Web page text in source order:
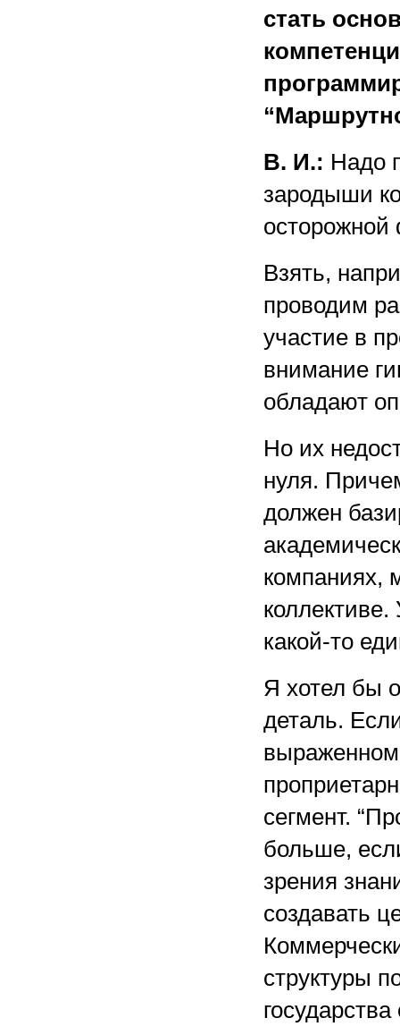
стать
В. И.: Надо
зародыши
осторожной
Взять,
проводим
участие в
внимание
обладают
Но их
нуля.
должен
компаниях,
какой-то
Я хотел бы
деталь.
выраженном
сегмент.
больше,
зрения
создавать
структуры